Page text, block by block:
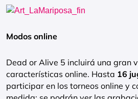
Modos online
Dead or Alive 5 incluirá una gran
características online. Hasta 16
participar en los torneos online y